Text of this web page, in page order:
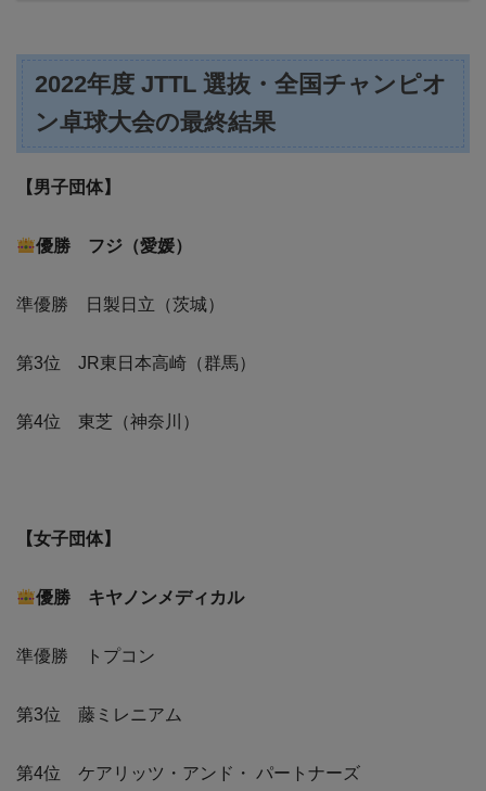
2022年度 JTTL 選抜・全国チャンピオ
ン卓球大会の最終結果
【男子団体】
優勝 フジ（愛媛）
準優勝 日製日立（茨城）
第3位 JR東日本高崎（群馬）
第4位 東芝（神奈川）
【女子団体】
優勝 キヤノンメディカル
準優勝 トプコン
第3位 藤ミレニアム
第4位 ケアリッツ・アンド・ パートナーズ